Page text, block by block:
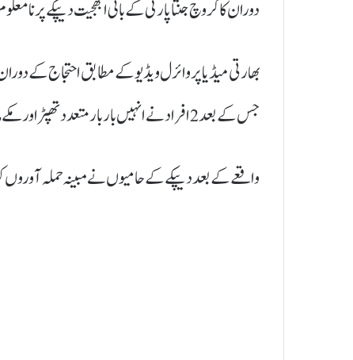
دوران کاکروچ جنتا پارٹی کے بانی ابھجیت دیپکے پر
بھارتی میڈیا پر وائرل ویڈیو کے مطابق احتجاج کے
جس کے بعد 2 افراد نے انہیں بار بار متعدد تھپڑ اور مکے مارے۔
واقعے کے بعد دیپکے کے حامیوں نے مبینہ حملہ آوروں کو